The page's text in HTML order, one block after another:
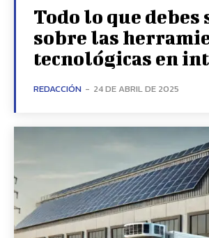
Todo lo que debes
sobre las
tecnológicas en
REDACCIÓN - 24 DE ABRIL DE 2025